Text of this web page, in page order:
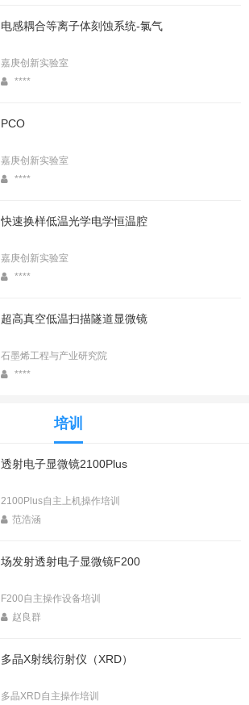
电感耦合等离子体刻蚀系统-氯气
嘉庚创新实验室
****
PCO
嘉庚创新实验室
****
快速换样低温光学电学恒温腔
嘉庚创新实验室
****
超高真空低温扫描隧道显微镜
石墨烯工程与产业研究院
****
培训
透射电子显微镜2100Plus
2100Plus自主上机操作培训
范浩涵
场发射透射电子显微镜F200
F200自主操作设备培训
赵良群
多晶X射线衍射仪（XRD）
多晶XRD自主操作培训